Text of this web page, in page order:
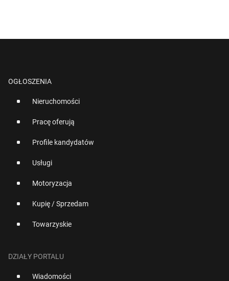
OGŁOSZENIA
Nieruchomości
Pracę oferują
Profile kandydatów
Usługi
Motoryzacja
Kupię / Sprzedam
Towarzyskie
DZIAŁY PORTALU
Wiadomości